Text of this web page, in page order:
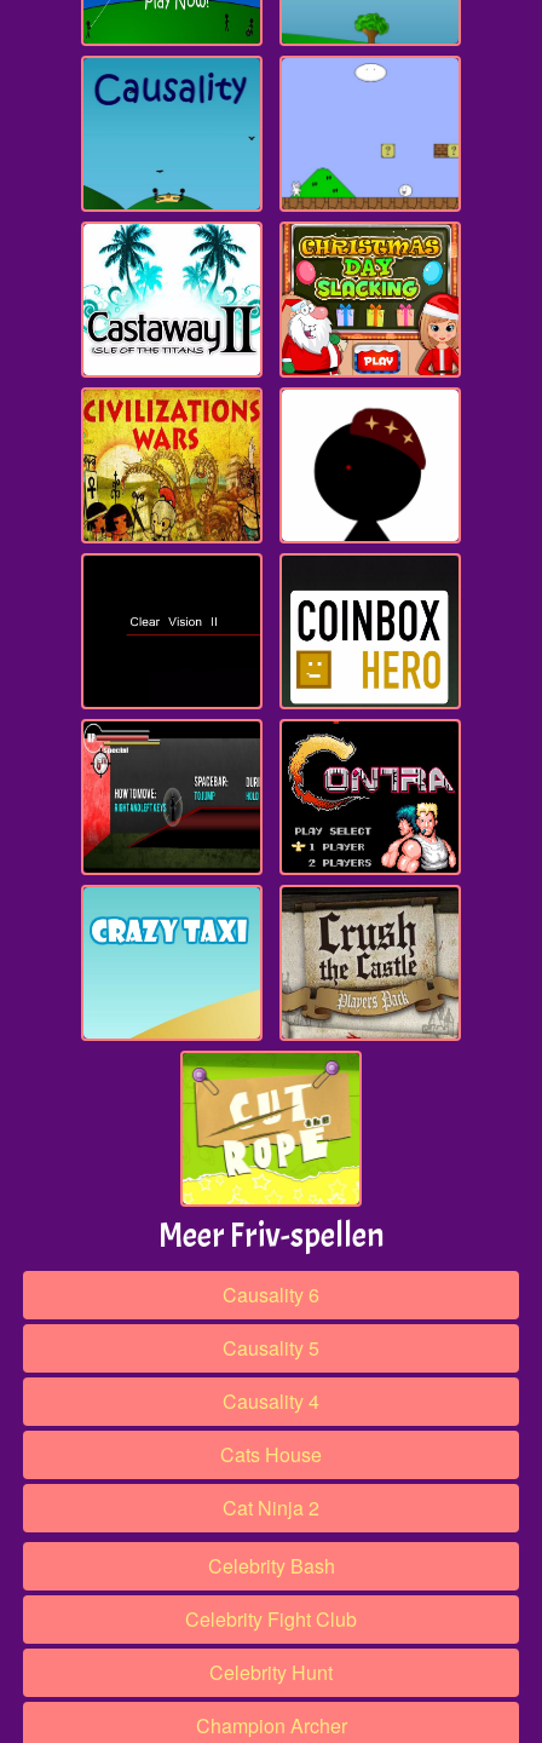
Meer Friv-spellen
Causality 6
Causality 5
Causality 4
Cats House​​
Cat Ninja 2
Celebrity Bash
Celebrity Fight Club
Celebrity Hunt
Champion Archer